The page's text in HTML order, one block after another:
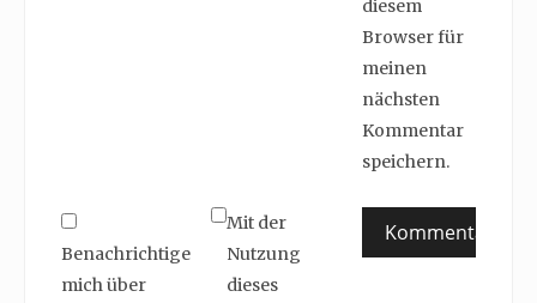
diesem
Browser für
meinen
nächsten
Kommentar
speichern.
Benachrichtige
mich über
Mit der
Nutzung
dieses